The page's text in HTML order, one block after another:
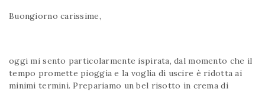
Buongiorno carissime,
oggi mi sento particolarmente ispirata, dal momento che il
tempo promette pioggia e la voglia di uscire è ridotta ai
minimi termini. Prepariamo un bel risotto in crema di